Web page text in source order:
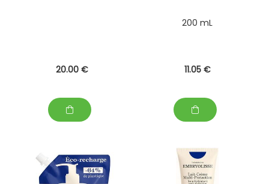
20.00 €
200 mL
11.05 €